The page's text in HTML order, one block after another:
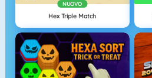
NUOVO
Hex Triple Match